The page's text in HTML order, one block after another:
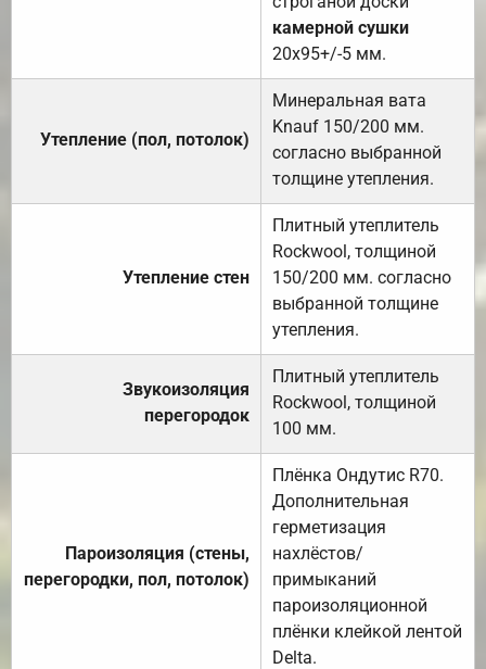
камерной сушки
20х95+/-5 мм.
Утепление (пол, потолок)
Минеральная вата
Knauf 150/200 мм.
согласно выбранной
толщине утепления.
Утепление стен
Плитный утеплитель
Rockwool, толщиной
150/200 мм. согласно
выбранной толщине
утепления.
Звукоизоляция
перегородок
Плитный утеплитель
Rockwool, толщиной
100 мм.
Пароизоляция (стены,
перегородки, пол, потолок)
Плёнка Ондутис R70.
Дополнительная
герметизация
нахлёстов/
примыканий
пароизоляционной
плёнки клейкой лентой
Delta.